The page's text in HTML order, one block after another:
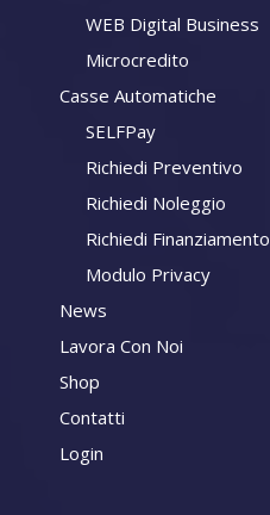
WEB Digital Business
Microcredito
Casse Automatiche
SELFPay
Richiedi Preventivo
Richiedi Noleggio
Richiedi Finanziamento
Modulo Privacy
News
Lavora Con Noi
Shop
Contatti
Login